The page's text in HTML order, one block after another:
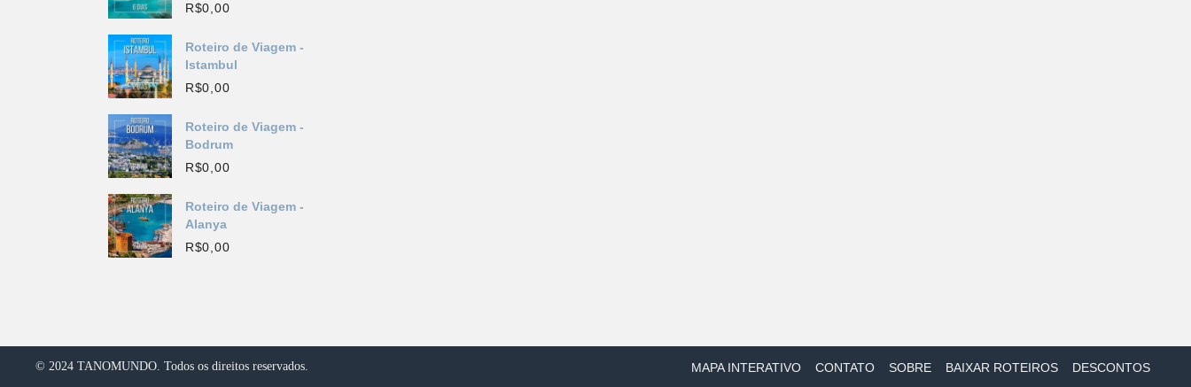
R$0,00
Roteiro de Viagem -
Istambul
R$0,00
Roteiro de Viagem -
Bodrum
R$0,00
Roteiro de Viagem -
Alanya
R$0,00
© 2024 TANOMUNDO. Todos os direitos reservados. MAPA INTERATIVO CONTATO SOBRE BAIXAR ROTEIROS DESCONTOS